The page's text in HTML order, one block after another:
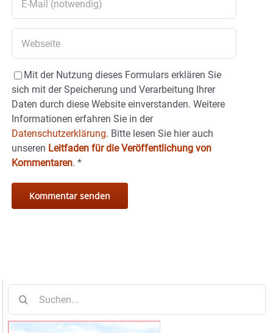
Mit der Nutzung dieses Formulars erklären Sie
sich mit der Speicherung und Verarbeitung Ihrer
Daten durch diese Website einverstanden. Weitere
Informationen erfahren Sie in der
Datenschutzerklärung. Bitte lesen Sie hier auch
unseren Leitfaden für die Veröffentlichung von
Kommentaren. *
nach: